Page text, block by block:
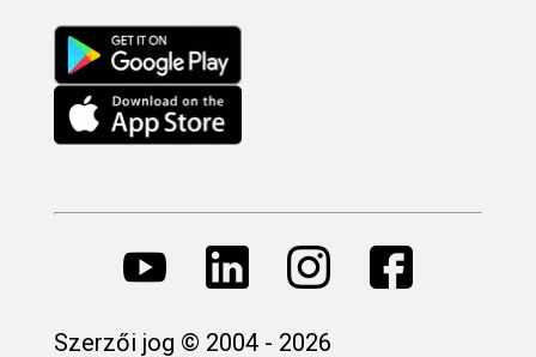
Szerzői jog © 2004 - 2026